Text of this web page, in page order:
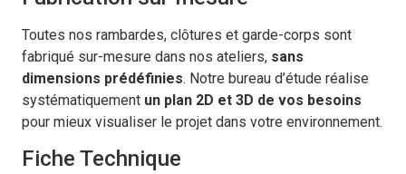
Toutes nos rambardes, clôtures et garde-corps sont
fabriqué sur-mesure dans nos ateliers, sans
dimensions prédéfinies. Notre bureau d’étude réalise
systématiquement un plan 2D et 3D de vos besoins
pour mieux visualiser le projet dans votre environnement.
Fiche Technique